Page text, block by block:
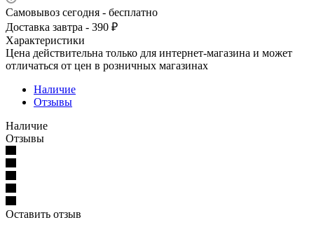
Самовывоз сегодня - бесплатно
Доставка завтра - 390 ₽
Характеристики
Цена действительна только для интернет-магазина и может
отличаться от цен в розничных магазинах
Наличие
Отзывы
Наличие
Отзывы
Оставить отзыв